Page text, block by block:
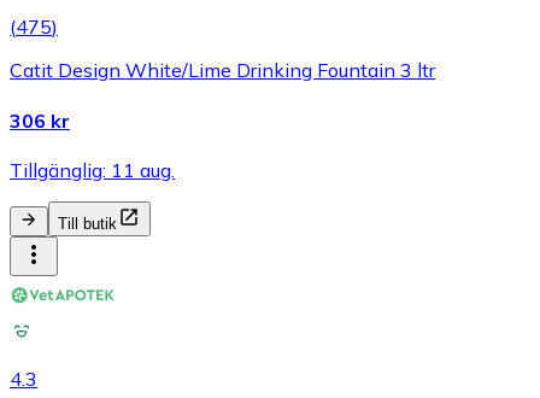
(475)
Catit Design White/Lime Drinking Fountain 3 ltr
306 kr
Tillgänglig: 11 aug.
Till butik
4.3